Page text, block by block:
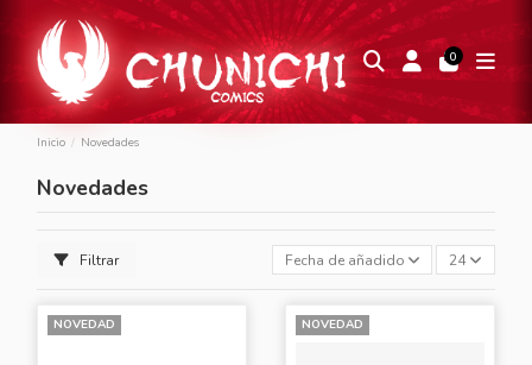
0
Inicio Novedades
Novedades
Filtrar Fecha de añadido, más recientes a
24
NOVEDAD NOVEDAD